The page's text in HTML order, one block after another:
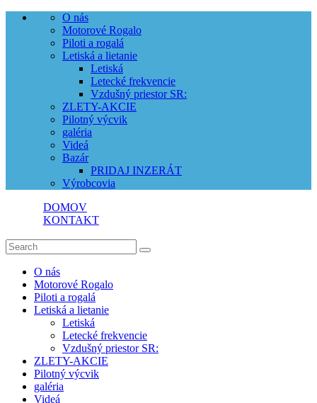
O nás
Motorové Rogalo
Piloti a rogalá
Letiská a lietanie
Letiská
Letecké frekvencie
Vzdušný priestor SR:
ZLETY-AKCIE
Pilotný výcvik
galéria
Videá
Bazár
PRIDAJ INZERÁT
Výrobcovia
DOMOV
KONTAKT
O nás
Motorové Rogalo
Piloti a rogalá
Letiská a lietanie
Letiská
Letecké frekvencie
Vzdušný priestor SR:
ZLETY-AKCIE
Pilotný výcvik
galéria
Videá